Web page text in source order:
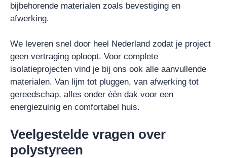
bijbehorende materialen zoals bevestiging en
afwerking.
We leveren snel door heel Nederland zodat je project
geen vertraging oploopt. Voor complete
isolatieprojecten vind je bij ons ook alle aanvullende
materialen. Van lijm tot pluggen, van afwerking tot
gereedschap, alles onder één dak voor een
energiezuinig en comfortabel huis.
Veelgestelde vragen over
polystyreen